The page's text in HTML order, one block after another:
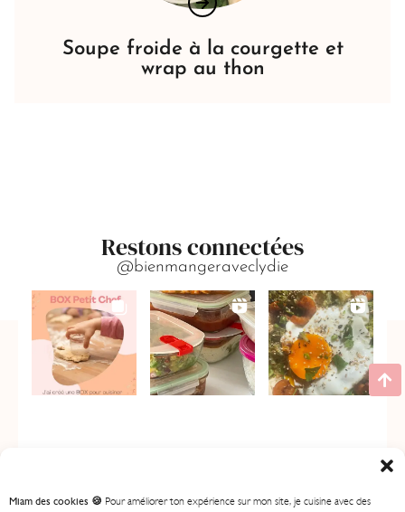
Miam des cookies 🍪 Pour améliorer ton expérience sur mon site, je cuisine avec des
Soupe froide à la courgette et
wrap au thon
Restons connectées
@bienmangeraveclydie